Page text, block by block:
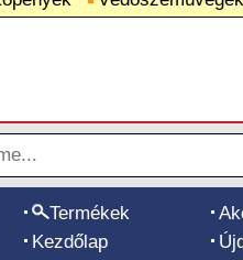
Termékek
Kezdőlap